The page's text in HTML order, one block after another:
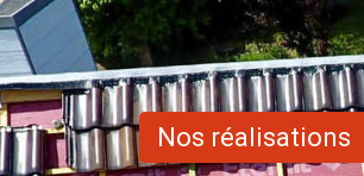
Nos réalisations